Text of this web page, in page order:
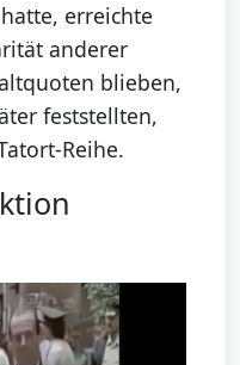
erreichte
anderer
blieben,
feststellten,
Reihe.